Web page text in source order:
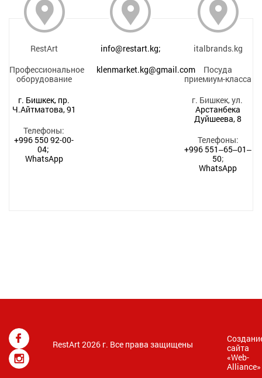
RestArt
Профессиональное
оборудование
г. Бишкек, пр.
Ч.Айтматова, 91
Телефоны:
+996 550 92-00-
04;
WhatsApp
info@restart.kg;
klenmarket.kg@gmail.com
italbrands.kg
Посуда
приемиум-класса
г. Бишкек, ул.
Арстанбека
Дуйшеева, 8
Телефоны:
+996 551‒65‒01‒
50;
WhatsApp
RestArt 2026 г. Все права защищены
сайта
«Web-
Alliance»